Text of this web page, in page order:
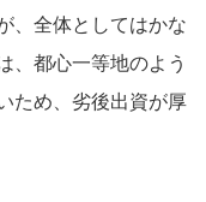
、全体としてはかな
、都心一等地のよう
ため、劣後出資が厚